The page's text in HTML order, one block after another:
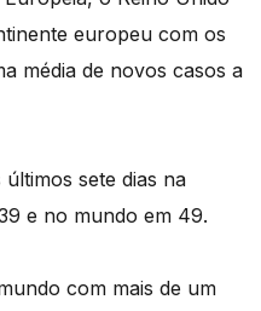
europeu com os
média de novos casos a
sete dias na
e no mundo em 49.
com mais de um